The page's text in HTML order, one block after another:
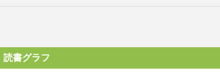
読書グラフ